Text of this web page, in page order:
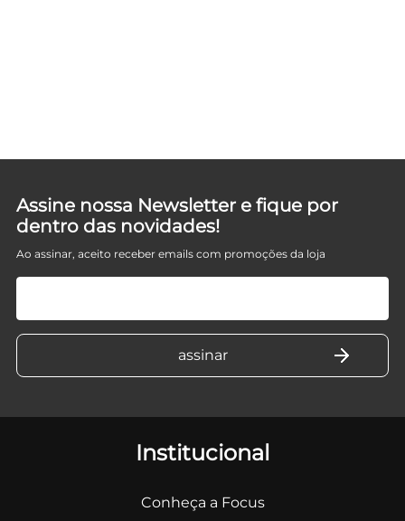
Assine nossa Newsletter e fique por
dentro das novidades!
Ao assinar, aceito receber emails com promoções da loja
Institucional
Conheça a Focus